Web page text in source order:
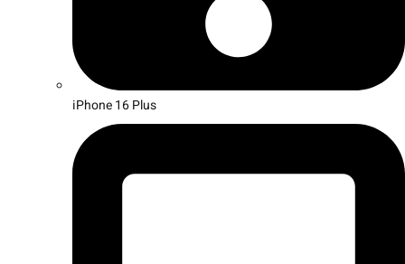
iPhone 16 Plus